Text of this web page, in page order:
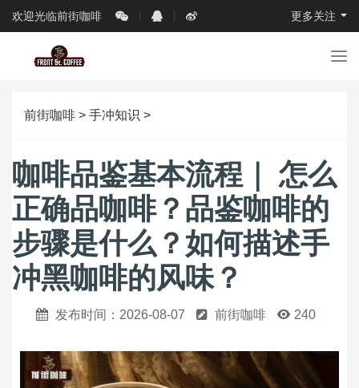
欢迎光临前街咖啡 更多关注
导
前街咖啡 > 手冲知识 >
咖啡品鉴基本流程｜ 怎么
正确品咖啡？品鉴咖啡的
步骤是什么？如何描述手
冲黑咖啡的风味？
发布时间：2026-08-07 前街咖啡 240